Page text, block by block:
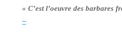
« C’est l’oeuvre des barbares
–